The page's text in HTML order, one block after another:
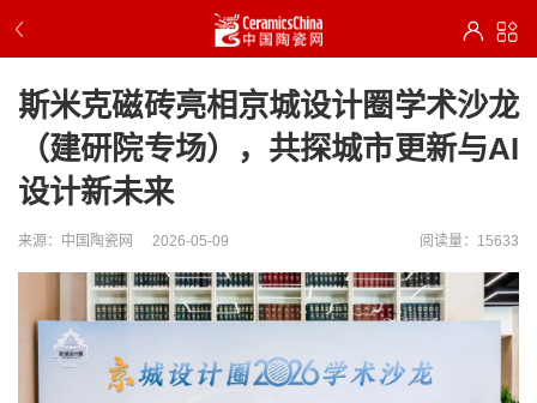
斯米克磁砖亮相京城设计圈学术沙龙
（建研院专场），共探城市更新与AI
设计新未来
来源：中国陶瓷网 2026-05-09 阅读量：15633